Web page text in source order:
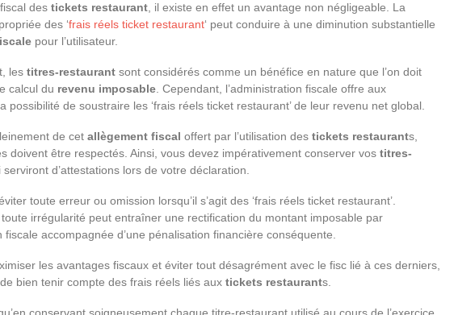
des tickets restaurant , il existe en effet un avantage non négligeable. La
des ‘frais réels ticket restaurant‘ peut conduire à une diminution substantielle
pour l’utilisateur.
les titres-restaurant sont considérés comme un bénéfice en nature que l’on doit
calcul du revenu imposable . Cependant, l’administration fiscale offre aux
possibilité de soustraire les ‘frais réels ticket restaurant’ de leur revenu net global.
de cet allègement fiscal offert par l’utilisation des tickets restaurants,
doivent être respectés. Ainsi, vous devez impérativement conserver vos titres-
serviront d’attestations lors de votre déclaration.
toute erreur ou omission lorsqu’il s’agit des ‘frais réels ticket restaurant’.
irrégularité peut entraîner une rectification du montant imposable par
fiscale accompagnée d’une pénalisation financière conséquente.
les avantages fiscaux et éviter tout désagrément avec le fisc lié à ces derniers,
bien tenir compte des frais réels liés aux tickets restaurants.